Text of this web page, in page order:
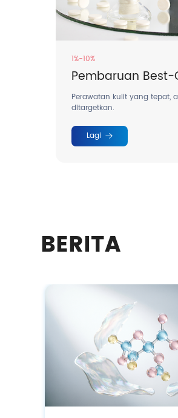
1%-10%
Pembaruan
Casov®
Perawatan kulit yang tepat,
ditargetkan.
Lagi
BERITA